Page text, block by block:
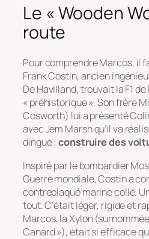
Le « Wooden
route
Pour comprendre Marcos, il
Frank Costin, ancien
De Havilland, trouvait la F1 de
« préhistorique ». Son frère
Cosworth) lui a présenté
avec Jem Marsh qu’il va
dingue :construire des
Inspiré par le bombardier
Guerre mondiale, Costin a
contreplaqué marine collé.
tout. C’était léger, rigide et
Marcos, la Xylon
Canard »), était si efficace